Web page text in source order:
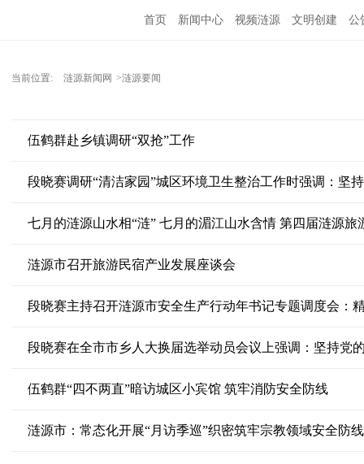
首页 新闻中心 视频涟源 文明创建 公
当前位置: 涟源新闻网 >涟源要闻
伍鹤群赴乡镇调研“双抢”工作
涟源市召开旅游民宿产业发展座谈会
伍鹤群“四不两直”暗访城区小宾馆 筑牢消防安全防线
涟源市：常态化开展“月访季巡”织密筑牢宗教领域安全防线